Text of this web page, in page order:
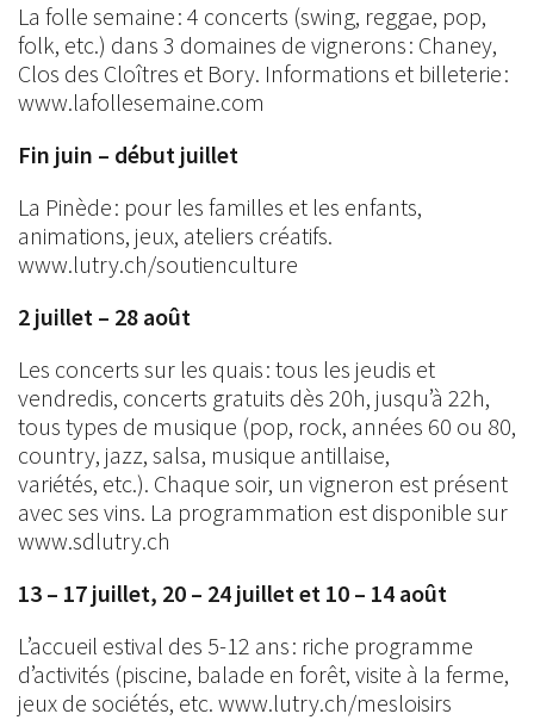
La folle semaine : 4 concerts (swing, reggae, pop,
folk, etc.) dans 3 domaines de vignerons : Chaney,
Clos des Cloîtres et Bory. Informations et billeterie :
www.lafollesemaine.com
Fin juin – début juillet
La Pinède : pour les familles et les enfants,
animations, jeux, ateliers créatifs.
www.lutry.ch/soutienculture
2 juillet – 28 août
Les concerts sur les quais : tous les jeudis et
vendredis, concerts gratuits dès 20h, jusqu’à 22h,
tous types de musique (pop, rock, années 60 ou 80,
country, jazz, salsa, musique antillaise,
variétés, etc.). Chaque soir, un vigneron est présent
avec ses vins. La programmation est disponible sur
www.sdlutry.ch
13 – 17 juillet, 20 – 24 juillet et 10 – 14 août
L’accueil estival des 5-12 ans : riche programme
d’activités (piscine, balade en forêt, visite à la ferme,
jeux de sociétés, etc. www.lutry.ch/mesloisirs